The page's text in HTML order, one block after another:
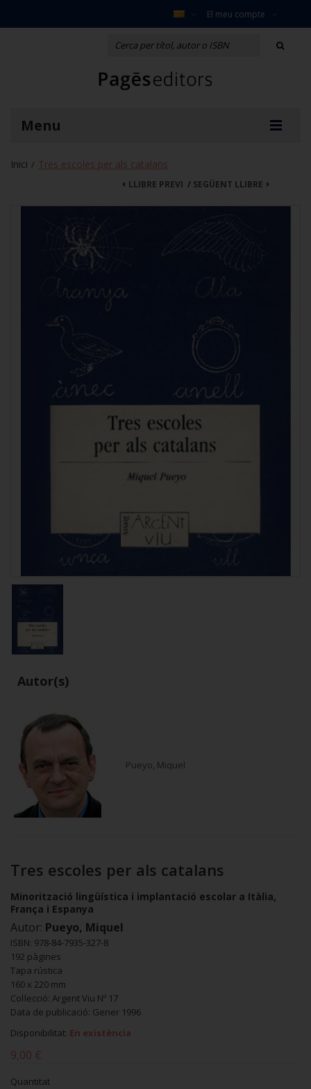
El meu compte
Menu
Inici / Tres escoles per als catalans
SEGÜENT LLIBRE
LLIBRE PREVI /
Autor(s)
Pueyo, Miquel
Tres escoles per als catalans
Minorització lingüística i implantació escolar a Itàlia,
França i Espanya
Autor: Pueyo, Miquel
ISBN: 978-84-7935-327-8
192 pàgines
Tapa rústica
160 x 220 mm
Col·lecció: Argent Viu Nº 17
Data de publicació: Gener 1996
Disponibilitat: En existència
9,00 €
Quantitat